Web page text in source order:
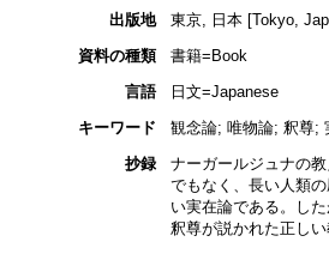
出版地
東京, 日本 [Tokyo,
資料の種類
書籍=Book
言語
日文=Japanese
キーワード
観念論; 唯物論; 釈尊;
抄録
ナーガールジュナの
でもなく、長い人類
い実在論である。し
釈尊が説かれた正し